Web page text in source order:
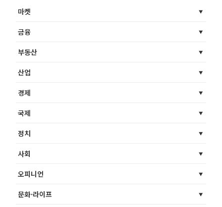
마켓
금융
부동산
산업
경제
국제
정치
사회
오피니언
문화·라이프